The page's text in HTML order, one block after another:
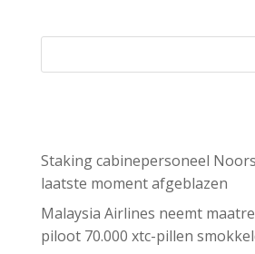
Staking cabinepersoneel
laatste moment afgeblazen
Malaysia Airlines neemt
piloot 70.000 xtc-pillen